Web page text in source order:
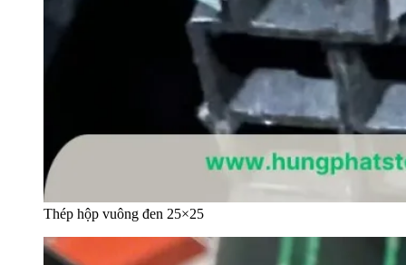
Thép hộp vuông đen 25×25